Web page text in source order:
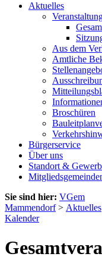
Aktuelles
Aus dem
Amtliche
Broschüren
Bürgerservice
Über uns
Standort &
Sie sind hier: VGem
Mammendorf> Aktuelles
Kalender